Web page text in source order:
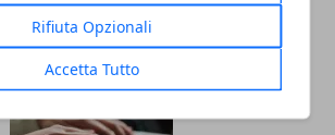
Rifiuta Opzionali
Accetta Tutto